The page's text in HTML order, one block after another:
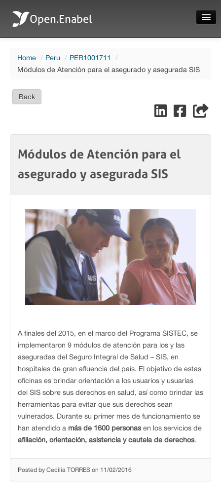
Open.Enabel
News
Language
Home / Peru / PER1001711
/
Módulos de Atención para el asegurado y asegurada SIS
Back
Módulos de Atención para el
asegurado y asegurada SIS
A finales del 2015, en el marco del Programa SISTEC, se
implementaron 9 módulos de atención para los y las
aseguradas del Seguro Integral de Salud – SIS, en
hospitales de gran afluencia del país. El objetivo de estas
oficinas es brindar orientación a los usuarios y usuarias
del SIS sobre sus derechos en salud, así como brindar las
herramientas para evitar que sus derechos sean
vulnerados. Durante su primer mes de funcionamiento se
han atendido a más de 1600 personasen los servicios de
afiliación, orientación, asistencia y cautela de derechos.
Posted by Cecilia TORRES on 11/02/2016